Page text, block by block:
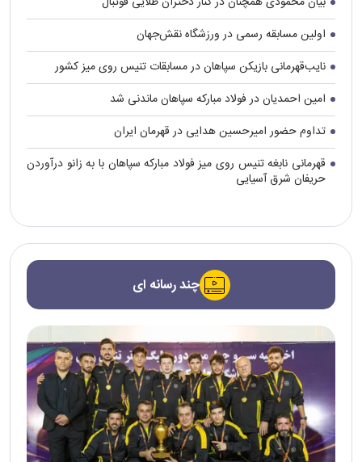
اولین مسابقه رسمی در ورزشگاه نقش‌جهان
نایب‌قهرمانی بازیکن سپاهان در مسابقات تنیس روی میز کشور
امین احمدیان در فولاد مبارکه سپاهان ماندنی شد
تداوم حضور امیرحسین هدایی در قهرمان ایران
قهرمانی نابغه تنیس روی میز فولاد مبارکه سپاهان با به زانو درآوردن
حریفان شرق آسیایی
چند رسانه ای